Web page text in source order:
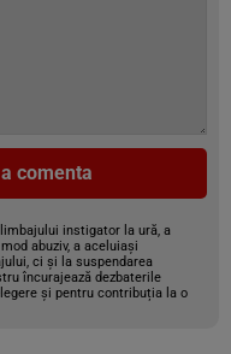
comenta
instigator la ură, a
abuziv, a aceluiași
ci și la suspendarea
încurajează dezbaterile
și pentru contribuția la o